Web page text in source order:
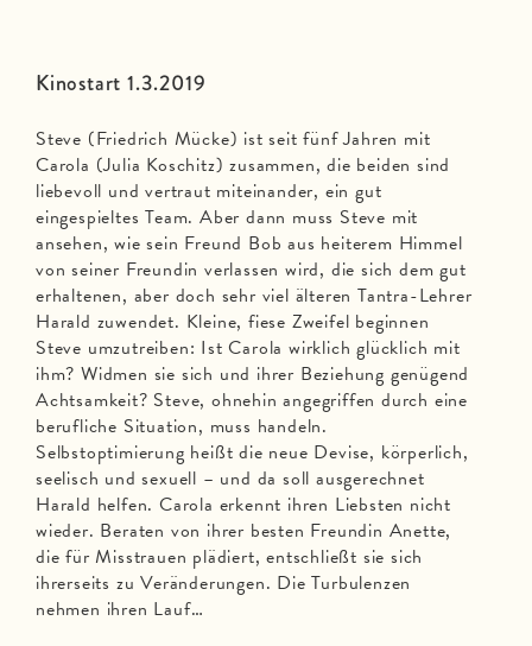
Kinostart 1.3.2019
Steve (Friedrich Mücke) ist seit fünf Jahren mit
Carola (Julia Koschitz) zusammen, die beiden sind
liebevoll und vertraut miteinander, ein gut
eingespieltes Team. Aber dann muss Steve mit
ansehen, wie sein Freund Bob aus heiterem Himmel
von seiner Freundin verlassen wird, die sich dem gut
erhaltenen, aber doch sehr viel älteren Tantra-Lehrer
Harald zuwendet. Kleine, fiese Zweifel beginnen
Steve umzutreiben: Ist Carola wirklich glücklich mit
ihm? Widmen sie sich und ihrer Beziehung genügend
Achtsamkeit? Steve, ohnehin angegriffen durch eine
berufliche Situation, muss handeln.
Selbstoptimierung heißt die neue Devise, körperlich,
seelisch und sexuell – und da soll ausgerechnet
Harald helfen. Carola erkennt ihren Liebsten nicht
wieder. Beraten von ihrer besten Freundin Anette,
die für Misstrauen plädiert, entschließt sie sich
ihrerseits zu Veränderungen. Die Turbulenzen
nehmen ihren Lauf…